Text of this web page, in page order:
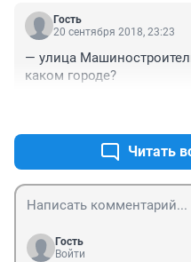
Гость
20 сентября 2018, 23:23
— улица
каком городе?
Читать
Гость
Войти